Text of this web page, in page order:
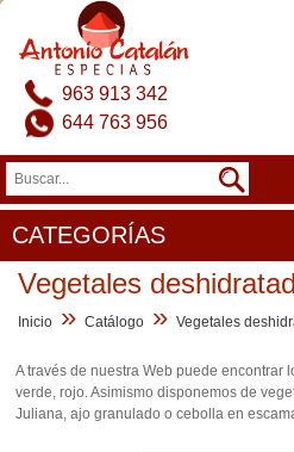
963 913 342
644 763 956
CATEGORÍAS
Vegetales
Inicio » Catálogo » Vegetales
A través de nuestra Web puede encontrar
verde, rojo. Asimismo disponemos de
Juliana, ajo granulado o cebolla en